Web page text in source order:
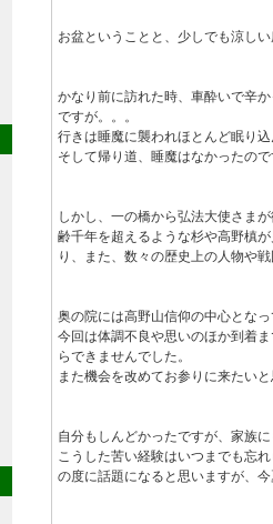
お盆ということと、少しでも涼し
かなり前に訪れた時、車酔いで辛
ですが。。。
行きは睡魔に襲われほとんど眠り
そして帰り道、睡魔はなかったの
しかし、一の橋から弘法大使さま
齢千年を超えるような杉や高野槙
り、また、数々の歴史上の人物や
奥の院には高野山信仰の中心とな
今回は体調不良や思いのほか到着
らできませんでした。
また機会を改めてお参りに来たいと
自分もしんどかったですが、家族
こうした苦い経験はいつまでも忘
の度に話題になると思いますが、